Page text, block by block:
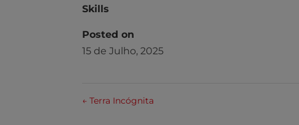
Skills
Posted on
15 de Julho, 2025
← Terra Incógnita